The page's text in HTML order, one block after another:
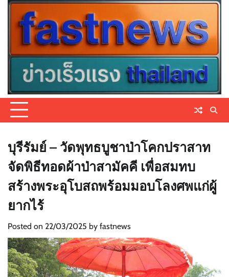
Skip
content
บุรีรัมย์ – วัดพุทธบูชาป่าโคกปราสาท
จัดพิธีทอดผ้าป่าสามัคคี เพื่อสมทบ
สร้างพระอุโบสถพร้อมมอบโลงศพแก่ผู้
ยากไร้
Posted on 22/03/2025 by fastnews